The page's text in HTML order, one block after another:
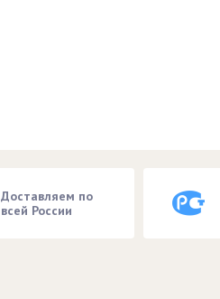
Доставляем по
всей России